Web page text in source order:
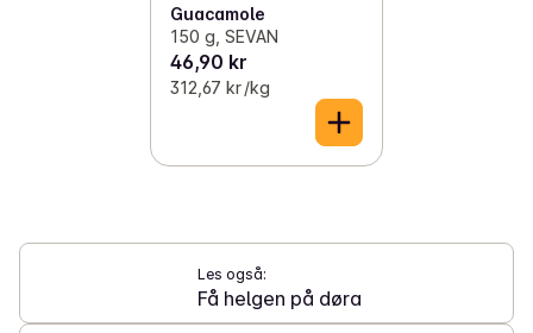
Guacamole
150 g, SEVAN
46,90 kr
312,67 kr /kg
Les også:
Få helgen på døra